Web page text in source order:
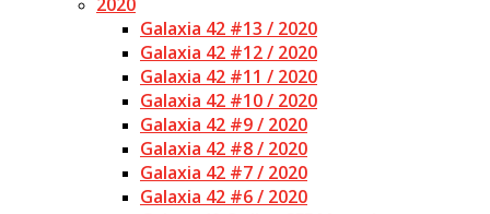
Galaxia 42 #13 / 2020
Galaxia 42 #12 / 2020
Galaxia 42 #11 / 2020
Galaxia 42 #10 / 2020
Galaxia 42 #9 / 2020
Galaxia 42 #8 / 2020
Galaxia 42 #7 / 2020
Galaxia 42 #6 / 2020